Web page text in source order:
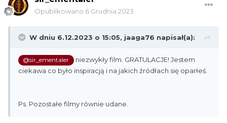
Opublikowano 6 Grudnia 2023
W dniu 6.12.2023 o 15:05, jaaga76 napisał(a):
@sir_ementaler
niezwykły film. GRATULACJE! Jestem
ciekawa co było inspiracją i na jakich źródłach się oparłeś.
Ps. Pozostałe filmy równie udane.